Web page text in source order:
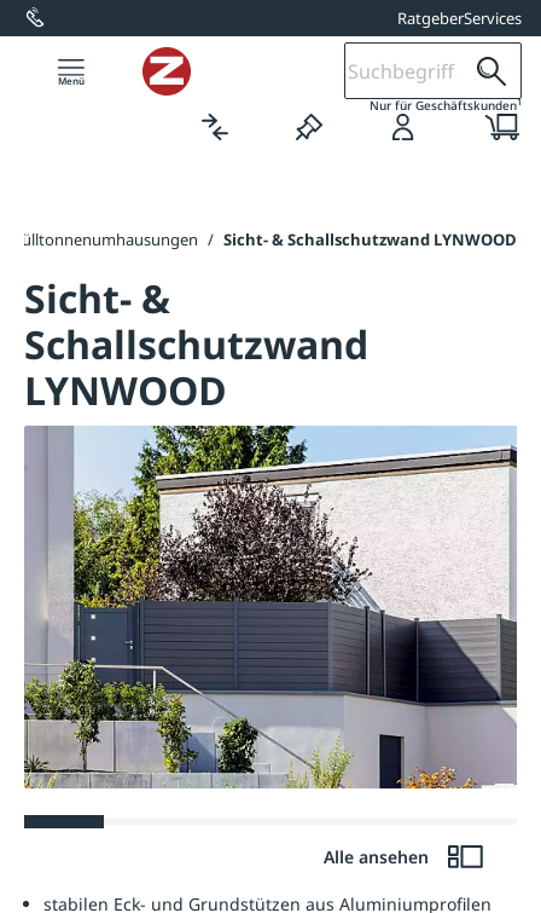
springen RatgeberServices
Nur für Geschäftskunden1
Mülltonnenumhausungen / Sicht- & Schallschutzwand LYNWOOD
Sicht- &
Schallschutzwand
LYNWOOD
Alle ansehen
stabilen Eck- und Grundstützen aus Aluminiumprofilen